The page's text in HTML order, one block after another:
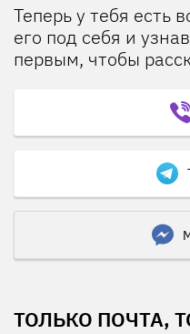
Теперь у тебя есть
его под себя и
первым, чтобы
ТОЛЬКО ПОЧТА,